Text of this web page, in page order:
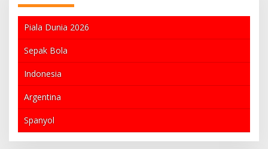
Piala Dunia 2026
Sepak Bola
Indonesia
Argentina
Spanyol